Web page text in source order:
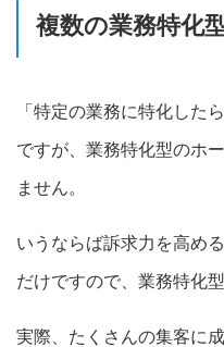
複数の業務特化
「特定の業務に特化した
ですが、業務特化型のホ
ません。
いうならば訴求力を高め
だけですので、業務特化
実際、たくさんの集客に